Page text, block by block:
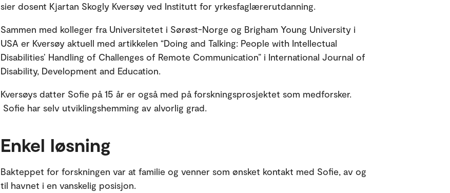
sier dosent Kjartan Skogly Kversøy ved Institutt for yrkesfaglærerutdanning.
Sammen med kolleger fra Universitetet i Sørøst-Norge og Brigham Young University i
USA er Kversøy aktuell med artikkelen “Doing and Talking: People with Intellectual
Disabilities’ Handling of Challenges of Remote Communication” i International Journal of
Disability, Development and Education.
Kversøys datter Sofie på 15 år er også med på forskningsprosjektet som medforsker.
Sofie har selv utviklingshemming av alvorlig grad.
Enkel løsning
Bakteppet for forskningen var at familie og venner som ønsket kontakt med Sofie, av og
til havnet i en vanskelig posisjon.